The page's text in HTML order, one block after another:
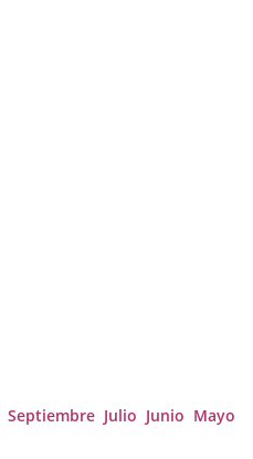
Septiembre Julio Junio Mayo